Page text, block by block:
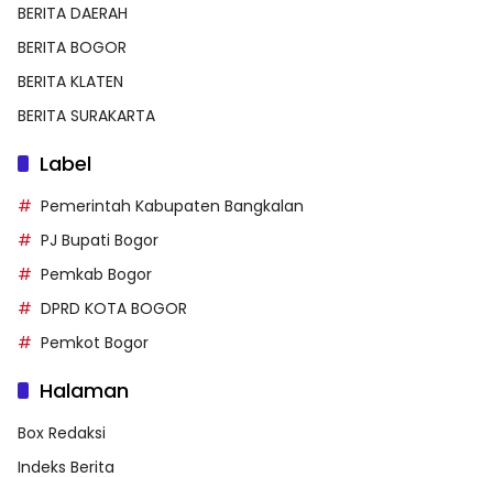
BERITA DAERAH
BERITA BOGOR
BERITA KLATEN
BERITA SURAKARTA
Label
Pemerintah Kabupaten Bangkalan
PJ Bupati Bogor
Pemkab Bogor
DPRD KOTA BOGOR
Pemkot Bogor
Halaman
Box Redaksi
Indeks Berita